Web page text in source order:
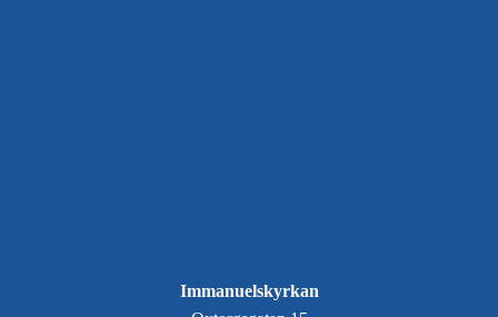
Immanuelskyrkan